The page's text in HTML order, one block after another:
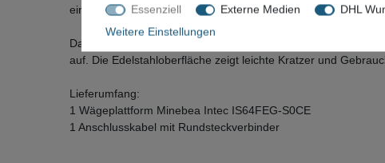
einem mehrpoligen Rundsteckverbinder-Anschlusskabel
Das Gerät stammt aus industriellem Prüflabor- und QS-
auf. Die Edelstahloberfläche zeigt leichte Kratzer und
Lieferumfang:
1 Wägeplattform Minebea Intec IS64FEG-S0CE
1 Anschlusskabel mit Rundsteckverbinder
Essenziell Externe Medien DHL
Weitere Einstellungen